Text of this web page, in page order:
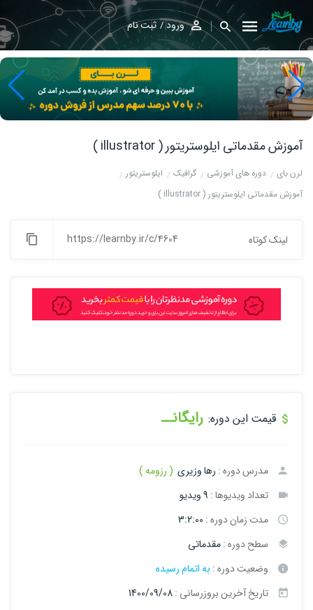
ورود ثبت نام
آموزش مقدماتی ایلوستریتور ( illustrator )
لرن بای دوره های آموزشی گرافیک
ایلوستریتور
آموزش مقدماتی ایلوستریتور ( illustrator )
لینک کوتاه https://learnby.ir/c/4604
قیمت این دوره: رایگانــ
مدرس دوره : رها وزیری ( رزومه )
تعداد ویدیوها : 9 ویدیو
مدت زمان دوره : 3:2:00
سطح دوره :مقدماتی
وضعیت دوره : به اتمام رسیده
تاریخ آخرین بروزرسانی :1400/09/08